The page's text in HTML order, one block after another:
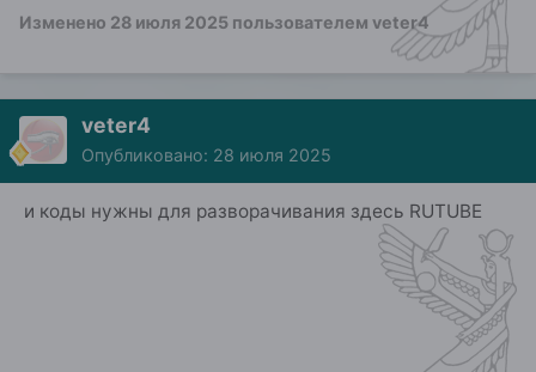
Изменено 28 июля 2025 пользователем veter4
veter4
Опубликовано: 28 июля 2025
и коды нужны для разворачивания здесь RUTUBE